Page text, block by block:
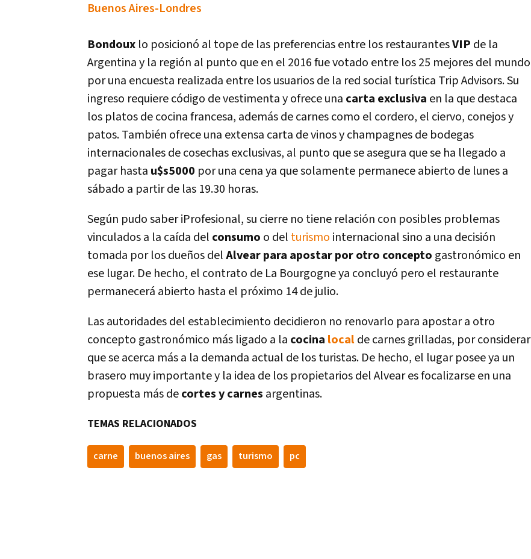
Buenos Aires-Londres
Bondoux lo posicionó al tope de las preferencias entre los restaurantesVIP de la
Argentina y la región al punto que en el 2016 fue votado entre los 25 mejores del mundo
por una encuesta realizada entre los usuarios de la red social turí­stica Trip Advisors. Su
ingreso requiere código de vestimenta y ofrece una carta exclusiva en la que destaca
los platos de cocina francesa, además de carnes como el cordero, el ciervo, conejos y
patos. También ofrece una extensa carta de vinos y champagnes de bodegas
internacionales de cosechas exclusivas, al punto que se asegura que se ha llegado a
pagar hasta u$s5000 por una cena ya que solamente permanece abierto de lunes a
sábado a partir de las 19.30 horas.
Según pudo saber iProfesional, su cierre no tiene relación con posibles problemas
vinculados a la caí­da del consumo o del turismo internacional sino a una decisión
tomada por los dueños delAlvear para apostar por otro concepto gastronómico en
ese lugar. De hecho, el contrato de La Bourgogne ya concluyó pero el restaurante
permanecerá abierto hasta el próximo 14 de julio.
Las autoridades del establecimiento decidieron no renovarlo para apostar a otro
concepto gastronómico más ligado a la cocina localde carnes grilladas, por considerar
que se acerca más a la demanda actual de los turistas. De hecho, el lugar posee ya un
brasero muy importante y la idea de los propietarios del Alvear es focalizarse en una
propuesta más decortes y carnes argentinas.
TEMAS RELACIONADOS
carne buenos aires gas turismo pc